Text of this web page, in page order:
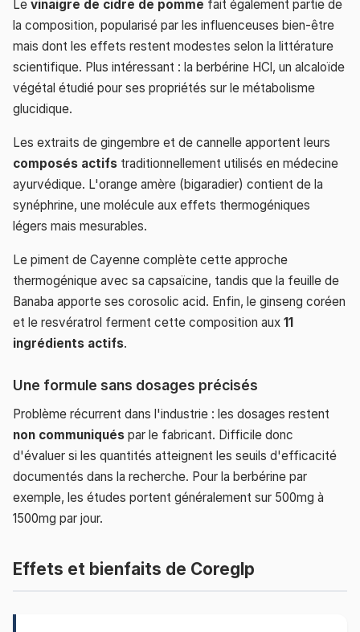
Le vinaigre de cidre de pomme fait également partie de
la composition, popularisé par les influenceuses bien-être
mais dont les effets restent modestes selon la littérature
scientifique. Plus intéressant : la berbérine HCl, un alcaloïde
végétal étudié pour ses propriétés sur le métabolisme
glucidique.
Les extraits de gingembre et de cannelle apportent leurs
composés actifs traditionnellement utilisés en médecine
ayurvédique. L'orange amère (bigaradier) contient de la
synéphrine, une molécule aux effets thermogéniques
légers mais mesurables.
Le piment de Cayenne complète cette approche
thermogénique avec sa capsaïcine, tandis que la feuille de
Banaba apporte ses corosolic acid. Enfin, le ginseng coréen
et le resvératrol ferment cette composition aux 11
ingrédients actifs.
Une formule sans dosages précisés
Problème récurrent dans l'industrie : les dosages restent
non communiqués par le fabricant. Difficile donc
d'évaluer si les quantités atteignent les seuils d'efficacité
documentés dans la recherche. Pour la berbérine par
exemple, les études portent généralement sur 500mg à
1500mg par jour.
Effets et bienfaits de Coreglp